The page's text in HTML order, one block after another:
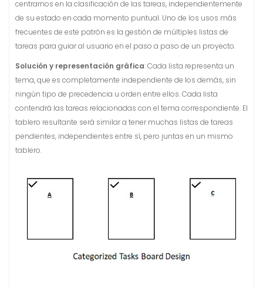
centrarnos en la clasificación de las tareas, independientemente
de su estado en cada momento puntual. Uno de los usos más
frecuentes de este patrón es la gestión de múltiples listas de
tareas para guiar al usuario en el paso a paso de un proyecto.
Solución y representación gráfica: Cada lista representa un
tema, que es completamente independiente de los demás, sin
ningún tipo de precedencia u orden entre ellos. Cada lista
contendrá las tareas relacionadas con el tema correspondiente. El
tablero resultante será similar a tener muchas listas de tareas
pendientes, independientes entre sí, pero juntas en un mismo
tablero.